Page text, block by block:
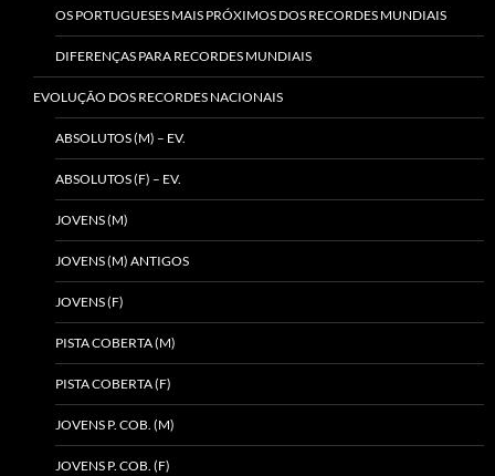
OS PORTUGUESES MAIS PRÓXIMOS DOS RECORDES MUNDIAIS
DIFERENÇAS PARA RECORDES MUNDIAIS
EVOLUÇÃO DOS RECORDES NACIONAIS
ABSOLUTOS (M) – EV.
ABSOLUTOS (F) – EV.
JOVENS (M)
JOVENS (M) ANTIGOS
JOVENS (F)
PISTA COBERTA (M)
PISTA COBERTA (F)
JOVENS P. COB. (M)
JOVENS P. COB. (F)